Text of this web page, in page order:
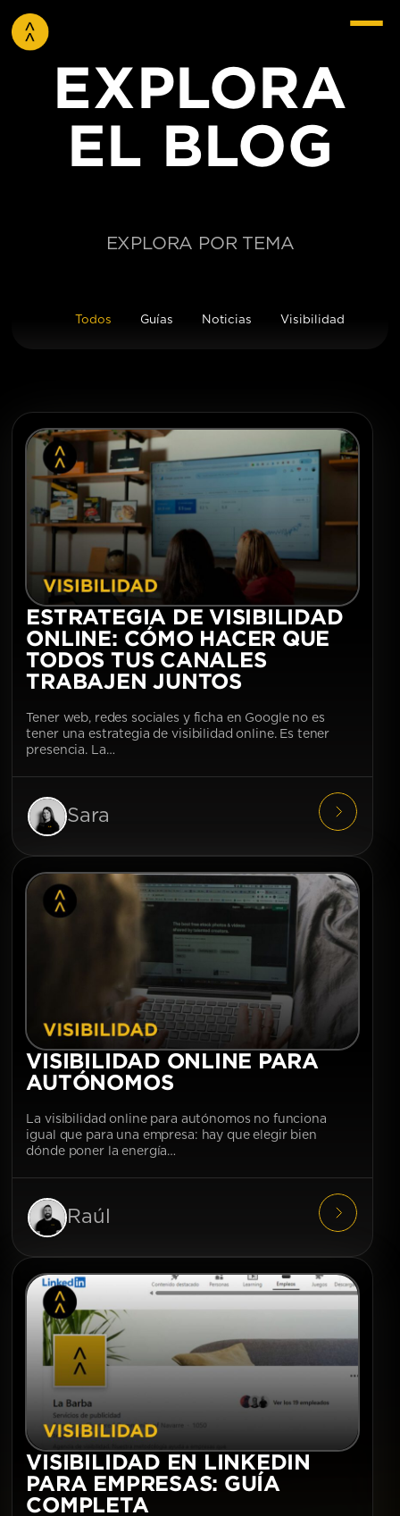
EXPLORA
EL BLOG
EXPLORA POR TEMA
Todos Guías Noticias Visibilidad
ESTRATEGIA DE VISIBILIDAD
ONLINE: CÓMO HACER QUE
TODOS TUS CANALES
TRABAJEN JUNTOS
Tener web, redes sociales y ficha en Google no es
tener una estrategia de visibilidad online. Es tener
presencia. La…
Sara
VISIBILIDAD ONLINE PARA
AUTÓNOMOS
La visibilidad online para autónomos no funciona
igual que para una empresa: hay que elegir bien
dónde poner la energía…
Raúl
VISIBILIDAD EN LINKEDIN
PARA EMPRESAS: GUÍA
COMPLETA